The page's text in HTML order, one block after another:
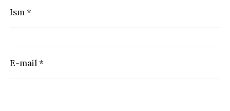
Ism*
E-mail*